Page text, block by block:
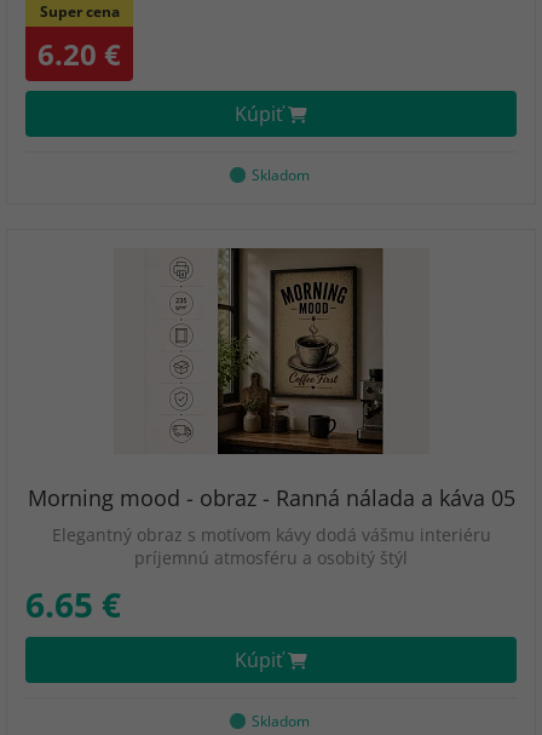
Super cena
6.20 €
Kúpiť
Skladom
Morning mood - obraz - Ranná nálada a káva 05
Elegantný obraz s motívom kávy dodá vášmu interiéru
príjemnú atmosféru a osobitý štýl
6.65 €
Kúpiť
Skladom